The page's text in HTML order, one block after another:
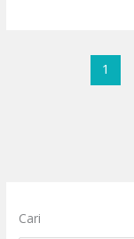
1
Cari